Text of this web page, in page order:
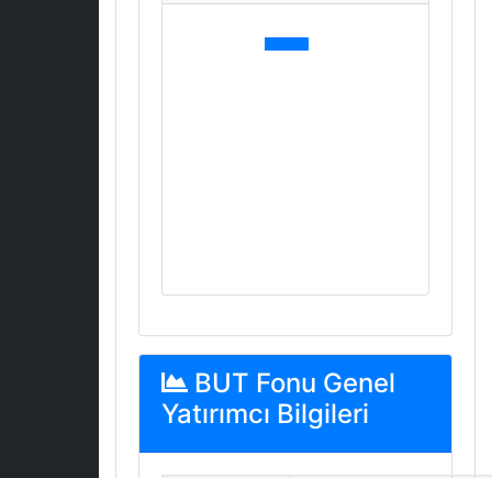
BUT Fonu Genel
Yatırımcı Bilgileri